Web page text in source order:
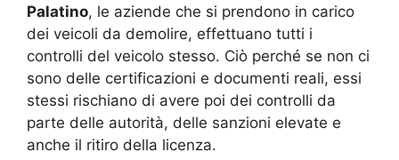
Palatino, le aziende che si prendono in carico
dei veicoli da demolire, effettuano tutti i
controlli del veicolo stesso. Ciò perché se non ci
sono delle certificazioni e documenti reali, essi
stessi rischiano di avere poi dei controlli da
parte delle autorità, delle sanzioni elevate e
anche il ritiro della licenza.